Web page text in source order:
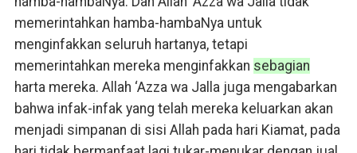
memerintahkan hamba-hambaNya untuk
menginfakkan seluruh hartanya, tetapi
memerintahkan mereka menginfakkan sebagian
harta mereka. Allah ‘Azza wa Jalla juga mengabarkan
bahwa infak-infak yang telah mereka keluarkan akan
menjadi simpanan di sisi Allah pada hari Kiamat, pada